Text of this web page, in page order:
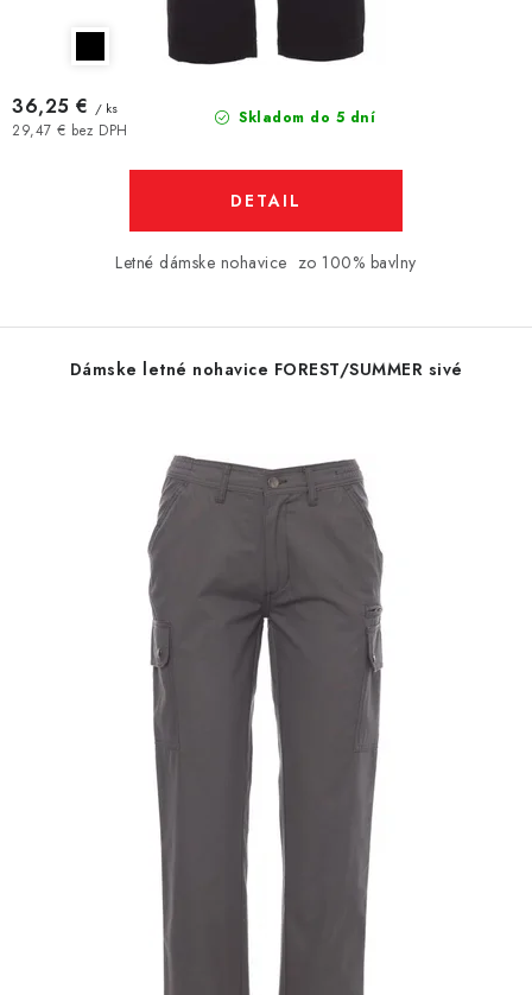
Skladom do 5 dní
29,47 € bez DPH
36,25 € / ks
DETAIL
Letné dámske nohavice zo 100% bavlny
Dámske letné nohavice FOREST/SUMMER sivé